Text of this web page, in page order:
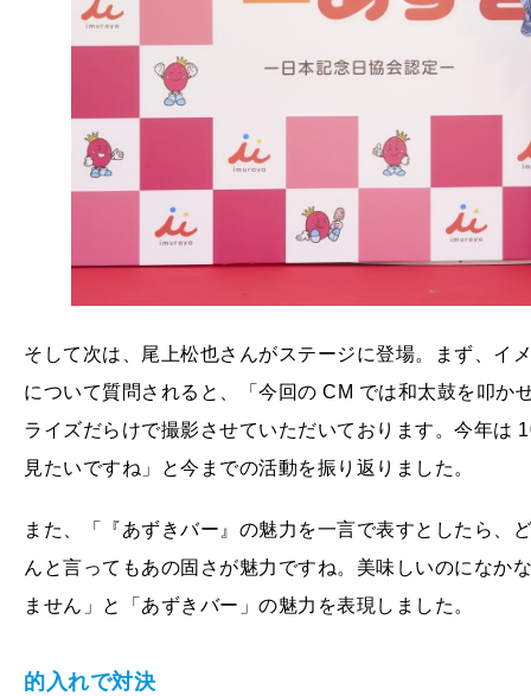
そして次は、尾上松也さんがステージに登場。まず、イ
について質問されると、「今回の CM では和太⿎を叩か
ライズだらけで撮影させていただいております。今年は
⾒たいですね」と今までの活動を振り返りました。
また、「『あずきバー』の魅⼒を⼀⾔で表すとしたら、
んと⾔ってもあの固さが魅⼒ですね。美味しいのになか
ません」と「あずきバー」の魅力を表現しました。
的⼊れで対決